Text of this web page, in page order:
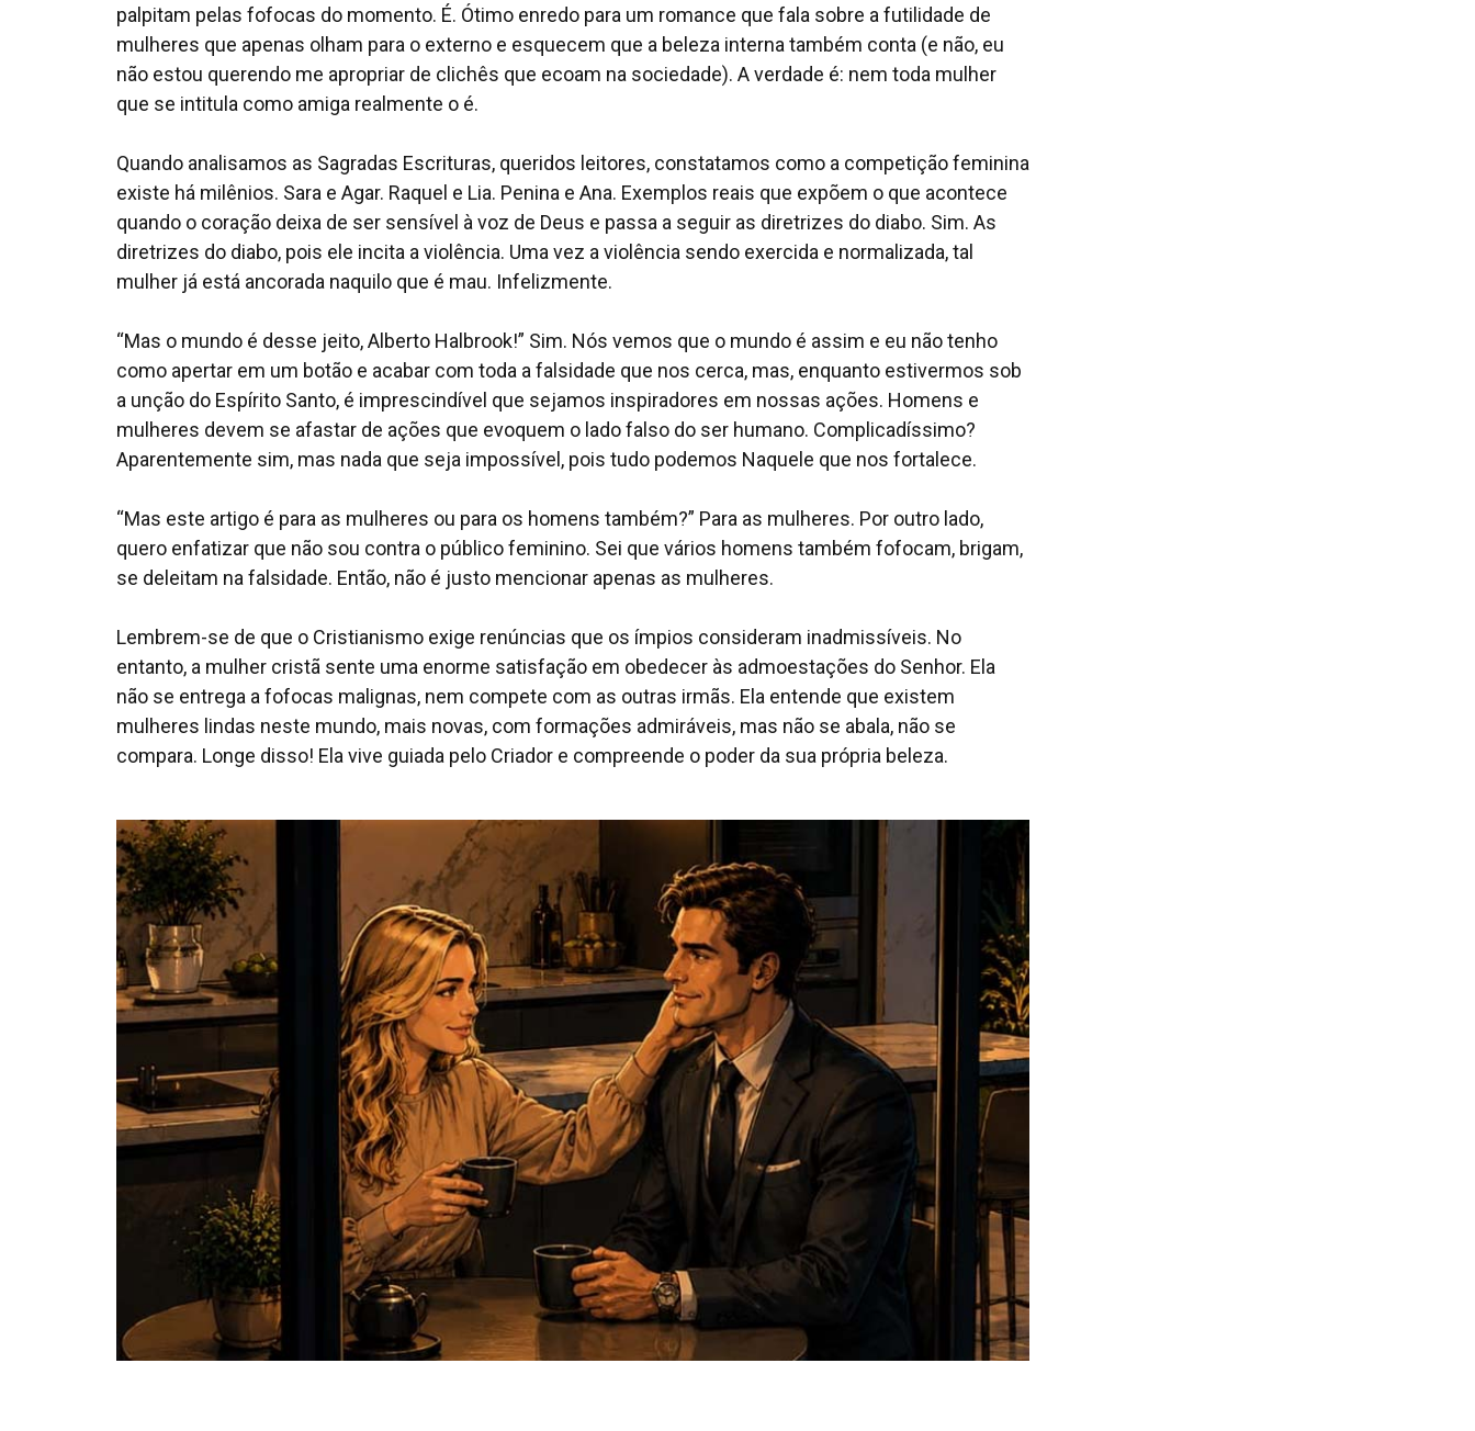
palpitam pelas fofocas do momento. É. Ótimo enredo para um romance que fala sobre a futilidade de
mulheres que apenas olham para o externo e esquecem que a beleza interna também conta (e não, eu
não estou querendo me apropriar de clichês que ecoam na sociedade). A verdade é: nem toda mulher
que se intitula como amiga realmente o é.
Quando analisamos as Sagradas Escrituras, queridos leitores, constatamos como a competição feminina
existe há milênios. Sara e Agar. Raquel e Lia. Penina e Ana. Exemplos reais que expõem o que acontece
quando o coração deixa de ser sensível à voz de Deus e passa a seguir as diretrizes do diabo. Sim. As
diretrizes do diabo, pois ele incita a violência. Uma vez a violência sendo exercida e normalizada, tal
mulher já está ancorada naquilo que é mau. Infelizmente.
“Mas o mundo é desse jeito, Alberto Halbrook!” Sim. Nós vemos que o mundo é assim e eu não tenho
como apertar em um botão e acabar com toda a falsidade que nos cerca, mas, enquanto estivermos sob
a unção do Espírito Santo, é imprescindível que sejamos inspiradores em nossas ações. Homens e
mulheres devem se afastar de ações que evoquem o lado falso do ser humano. Complicadíssimo?
Aparentemente sim, mas nada que seja impossível, pois tudo podemos Naquele que nos fortalece.
“Mas este artigo é para as mulheres ou para os homens também?” Para as mulheres. Por outro lado,
quero enfatizar que não sou contra o público feminino. Sei que vários homens também fofocam, brigam,
se deleitam na falsidade. Então, não é justo mencionar apenas as mulheres.
Lembrem-se de que o Cristianismo exige renúncias que os ímpios consideram inadmissíveis. No
entanto, a mulher cristã sente uma enorme satisfação em obedecer às admoestações do Senhor. Ela
não se entrega a fofocas malignas, nem compete com as outras irmãs. Ela entende que existem
mulheres lindas neste mundo, mais novas, com formações admiráveis, mas não se abala, não se
compara. Longe disso! Ela vive guiada pelo Criador e compreende o poder da sua própria beleza.